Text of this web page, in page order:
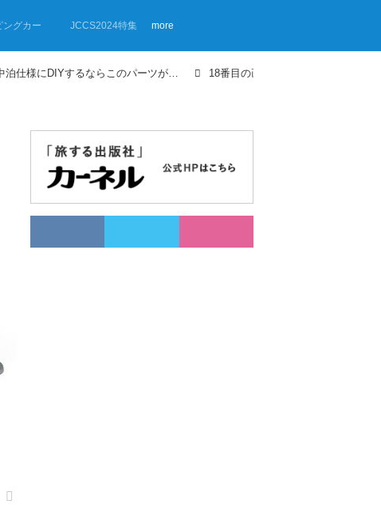
ングカー JCCS2024特集 more
【画像ギャラリー】車中泊仕様にDIYするならこのパーツが役に立つ！専門ショップで見つけた12選 18番目の画像